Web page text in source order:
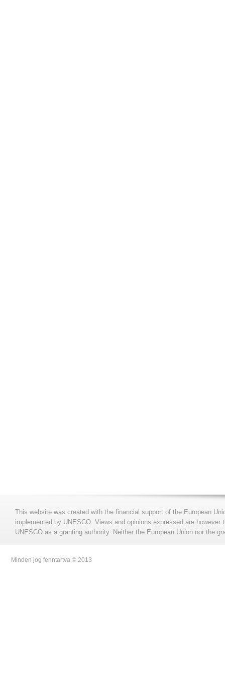
This website was created with the financial support of the European
implemented by UNESCO. Views and opinions expressed are
UNESCO as a granting authority. Neither the European Union nor the
Minden jog fenntartva © 2013